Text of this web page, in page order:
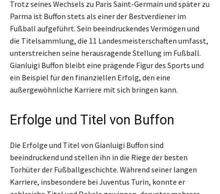
Trotz seines Wechsels zu Paris Saint-Germain und später zu
Parma ist Buffon stets als einer der Bestverdiener im
Fußball aufgeführt. Sein beeindruckendes Vermögen und
die Titelsammlung, die 11 Landesmeisterschaften umfasst,
unterstreichen seine herausragende Stellung im Fußball.
Gianluigi Buffon bleibt eine prägende Figur des Sports und
ein Beispiel für den finanziellen Erfolg, den eine
außergewöhnliche Karriere mit sich bringen kann.
Erfolge und Titel von Buffon
Die Erfolge und Titel von Gianluigi Buffon sind
beeindruckend und stellen ihn in die Riege der besten
Torhüter der Fußballgeschichte. Während seiner langen
Karriere, insbesondere bei Juventus Turin, konnte er